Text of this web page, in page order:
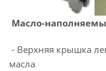
Масло-
- Верхняя крышка
масла